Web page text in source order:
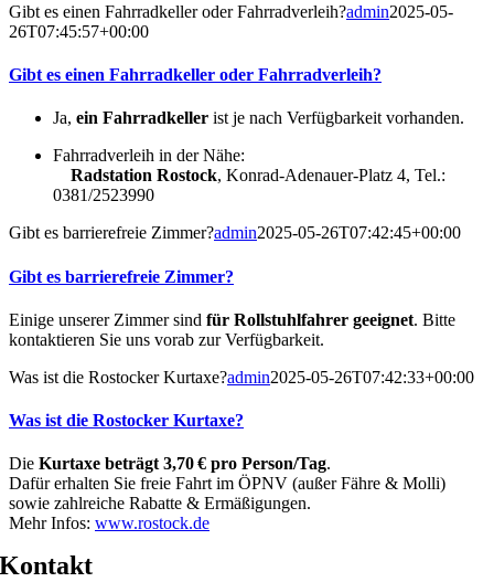
Gibt es einen Fahrradkeller oder Fahrradverleih?admin2025-05-
26T07:45:57+00:00
Gibt es einen Fahrradkeller oder Fahrradverleih?
Ja, ein Fahrradkeller ist je nach Verfügbarkeit vorhanden.
Fahrradverleih in der Nähe:
Radstation Rostock, Konrad-Adenauer-Platz 4, Tel.:
0381/2523990
Gibt es barrierefreie Zimmer?admin2025-05-26T07:42:45+00:00
Gibt es barrierefreie Zimmer?
Einige unserer Zimmer sind für Rollstuhlfahrer geeignet. Bitte
kontaktieren Sie uns vorab zur Verfügbarkeit.
Was ist die Rostocker Kurtaxe?admin2025-05-26T07:42:33+00:00
Was ist die Rostocker Kurtaxe?
Die Kurtaxe beträgt 3,70 € pro Person/Tag.
Dafür erhalten Sie freie Fahrt im ÖPNV (außer Fähre & Molli)
sowie zahlreiche Rabatte & Ermäßigungen.
Mehr Infos: www.rostock.de
Kontakt